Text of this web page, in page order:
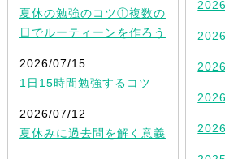
夏休の勉強のコツ①複数の
日でルーティーンを作ろう
2026/07/15
1日15時間勉強するコツ
2026/07/12
夏休みに過去問を解く意義